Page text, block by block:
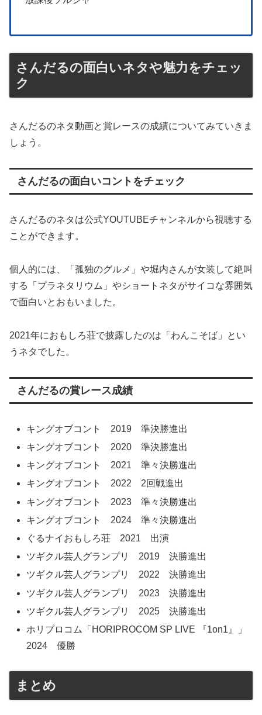
さんだるの面白いネタや魅力をチェッ
ク
さんだるのネタ動画と賞レースの成績についてみていきま
しょう。
さんだるの面白いコントをチェック
さんだるのネタは公式YOUTUBEチャンネルから視聴する
ことができます。
個人的には、「孤独のグルメ」や堀内さんが女装して絶叫
する「プラネタリウム」やショートネタがサイコな雰囲気
で面白いとおもいました。
2021年におもしろ荘で披露したのは「わんこそば」とい
うネタでした。
さんだるの賞レース成績
キングオブコント 2019 準決勝進出
キングオブコント 2020 準決勝進出
キングオブコント 2021 準々決勝進出
キングオブコント 2022 2回戦進出
キングオブコント 2023 準々決勝進出
キングオブコント 2024 準々決勝進出
ぐるナイおもしろ荘 2021 出演
ツギクル芸人グランプリ 2019 決勝進出
ツギクル芸人グランプリ 2022 決勝進出
ツギクル芸人グランプリ 2023 決勝進出
ツギクル芸人グランプリ 2025 決勝進出
ホリプロコム「HORIPROCOM SP LIVE 『1on1』」
2024 優勝
まとめ